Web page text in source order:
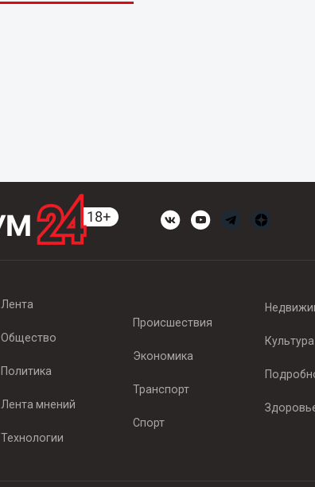
Лента
Общество
Политика
Лента мнений
Технологии
Происшествия
Экономика
Транспорт
Спорт
Культура